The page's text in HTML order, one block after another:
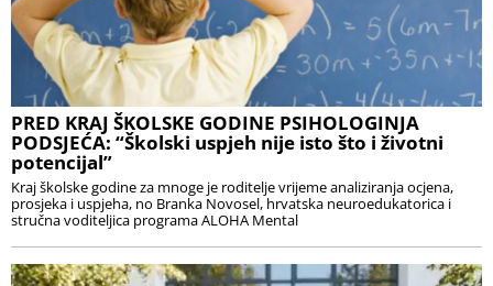
PRED KRAJ ŠKOLSKE GODINE PSIHOLOGINJA
PODSJEĆA: “Školski uspjeh nije isto što i životni
potencijal”
Kraj školske godine za mnoge je roditelje vrijeme analiziranja ocjena,
prosjeka i uspjeha, no Branka Novosel, hrvatska neuroedukatorica i
stručna voditeljica programa ALOHA Mental